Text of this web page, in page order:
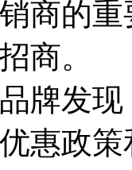
商的
商。
发现
惠政